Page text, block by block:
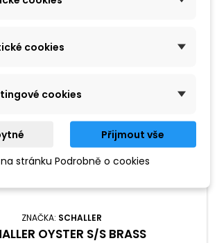
ZNAČKA: SCHALLER
OYSTER S/S BRASS
cookies
cookies
Přijmout vše
stránku Podrobně o cookies